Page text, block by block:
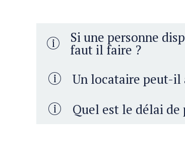
Si une personne
faut il faire ?
Un locataire peut-il
Quel est le délai de